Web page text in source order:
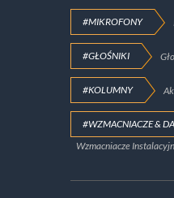
#MIKROFONY
#GŁOŚNIKI
#KOLUMNY
#WZMACNIACZE &
Wzmacniacze